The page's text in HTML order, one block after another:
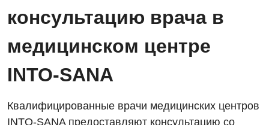
консультацию врача в
медицинском центре
INTO-SANA
Квалифицированные врачи медицинских центров
INTO-SANA предоставляют консультацию со